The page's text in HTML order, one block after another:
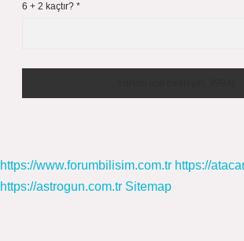
6 + 2 kaçtır? *
https://www.forumbilisim.com.tr https://
https://astrogun.com.tr Sitemap